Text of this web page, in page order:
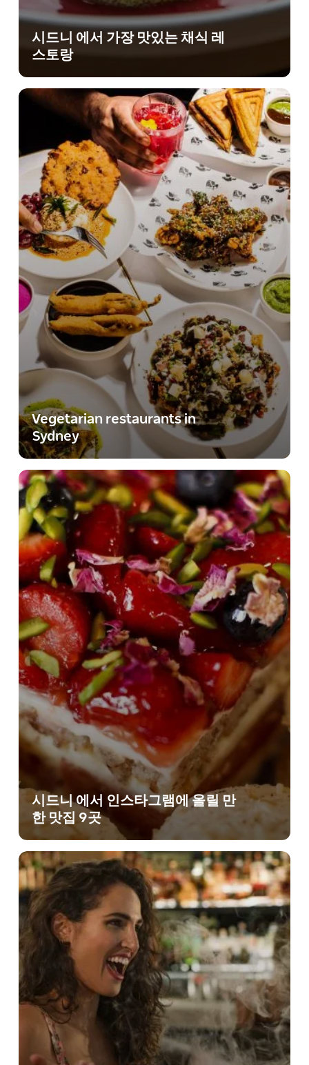
시드니 에서 가장 맛있는 채식 레
스토랑
Vegetarian restaurants in
Sydney
시드니 에서 인스타그램에 올릴 만
한 맛집 9곳